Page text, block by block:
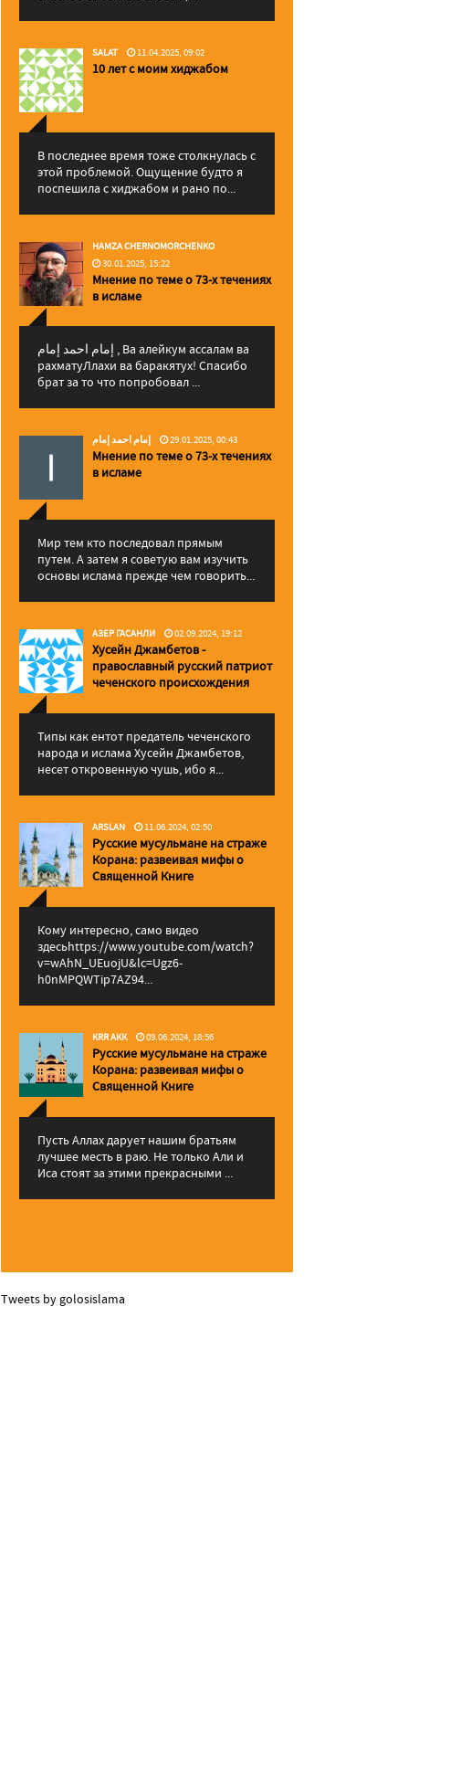
SALAT 11.04.2025, 09:02
10 лет с моим хиджабом
В последнее время тоже столкнулась с
этой проблемой. Ощущение будто я
поспешила с хиджабом и рано по...
HAMZA CHERNOMORCHENKO
30.01.2025, 15:22
Мнение по теме о 73-х течениях
в исламе
إمام احمد إمام , Ва алейкум ассалам ва
рахматуЛлахи ва баракятух! Спасибо
брат за то что попробовал ...
إمام احمد إمام 29.01.2025, 00:43
Мнение по теме о 73-х течениях
в исламе
Мир тем кто последовал прямым
путем. А затем я советую вам изучить
основы ислама прежде чем говорить...
АЗЕР ГАСАНЛИ 02.09.2024, 19:12
Хусейн Джамбетов -
православный русский патриот
чеченского происхождения
Типы как ентот предатель чеченского
народа и ислама Хусейн Джамбетов,
несет откровенную чушь, ибо я...
ARSLAN 11.06.2024, 02:50
Русские мусульмане на страже
Корана: pазвеивая мифы о
Священной Книге
Кому интересно, само видео
здесьhttps://www.youtube.com/watch?
v=wAhN_UEuojU&lc=Ugz6-
h0nMPQWTip7AZ94...
KRR AKK 09.06.2024, 18:56
Русские мусульмане на страже
Корана: pазвеивая мифы о
Священной Книге
Пусть Аллах дарует нашим братьям
лучшее месть в раю. Не только Али и
Иса стоят за этими прекрасными ...
Tweets by golosislama